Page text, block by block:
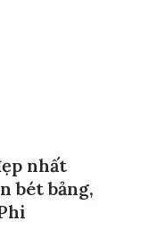
nhất
bét bảng,